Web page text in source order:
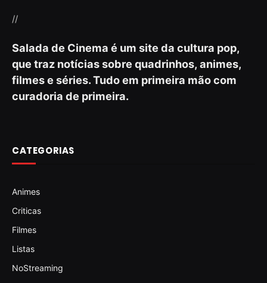
//
Salada de Cinema é um site da cultura pop,
que traz notícias sobre quadrinhos, animes,
filmes e séries. Tudo em primeira mão com
curadoria de primeira.
CATEGORIAS
Animes
Criticas
Filmes
Listas
NoStreaming